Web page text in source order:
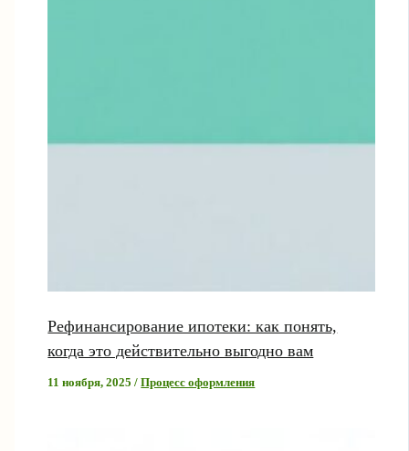
Рефинансирование ипотеки: как понять,
когда это действительно выгодно вам
11 ноября, 2025/Процесс оформления